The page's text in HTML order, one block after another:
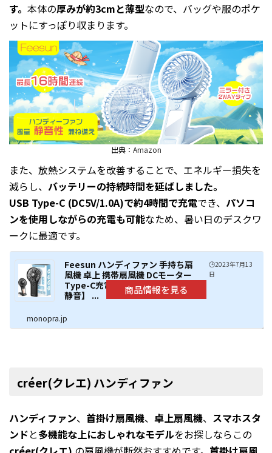
す。 本体の厚みが約3cmと薄型なので、バッグや服のポケ
ットにすっぽり収まります。
出典： Amazon
また、放熱システムを改善することで、エネルギー損失を
減らし、 バッテリーの持続時間を延ばしました。
USB Type-C (DC5V/1.0A)で約4時間で充電でき、 パソコ
ンを使用しながらの充電も可能なため、暑い日のデスクワ
ークに最適です。
Feesun ハンディファン 手持ち扇
風機 卓上 携帯扇風機 DCモーター
Type-C充電式 4段階風量【10dB
静音】 ...
🕒️2023年7月13
日
monopra.jp
créer(クレエ) ハンディファン
ハンディファン、 首掛け扇風機、 卓上扇風機、 スマホスタ
ンドと多機能な上におしゃれなモデルをお探しならこの